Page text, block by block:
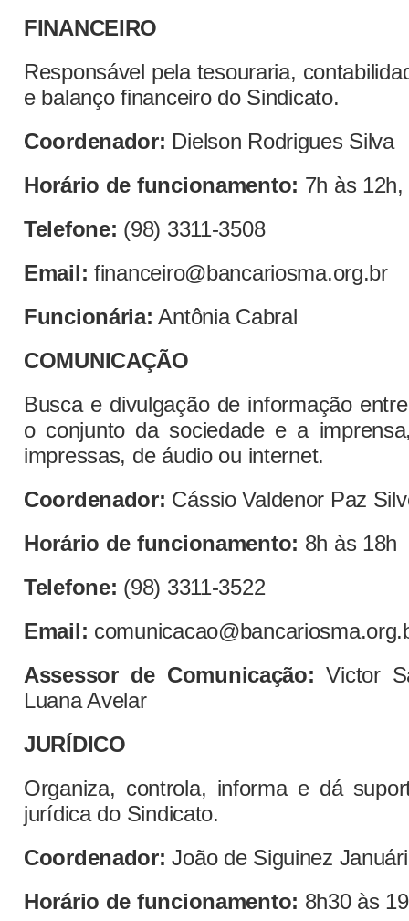
FINANCEIRO
Responsável pela tesouraria,
e balanço financeiro do Sindicato.
Coordenador: Dielson Rodrigues Silva
Horário de funcionamento: 7h às
Telefone: (98) 3311-3508
Email: financeiro@bancariosma.org.br
Funcionária: Antônia Cabral
COMUNICAÇÃO
Busca e divulgação de informação
o conjunto da sociedade e a
impressas, de áudio ou internet.
Coordenador: Cássio Valdenor Paz
Horário de funcionamento: 8h às 18h
Telefone: (98) 3311-3522
Email:
Assessor de Comunicação: Victor
Luana Avelar
JURÍDICO
Organiza, controla, informa e dá
jurídica do Sindicato.
Coordenador: João de Siguinez
Horário de funcionamento: 8h30 às